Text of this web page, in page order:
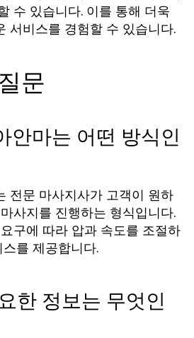
수 있습니다. 이를 통해 더욱
서비스를 경험할 수 있습니다.
문
안마는 어떤 방식인
전문 마사지사가 고객이 원하
사지를 진행하는 형식입니다.
구에 따라 압과 속도를 조절하
를 제공합니다.
한 정보는 무엇인